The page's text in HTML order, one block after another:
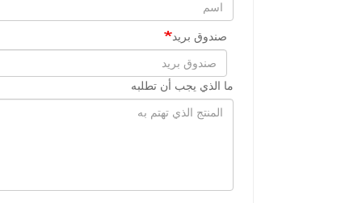
صندوق بريد
ما الذي يجب أن تطلبه